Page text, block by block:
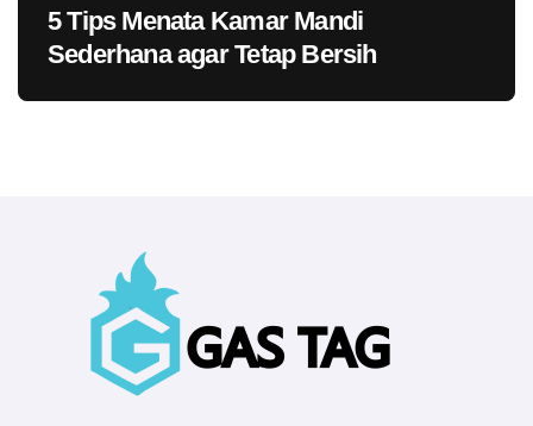
5 Tips Menata Kamar Mandi
Sederhana agar Tetap Bersih